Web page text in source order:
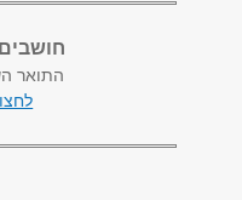
התואר